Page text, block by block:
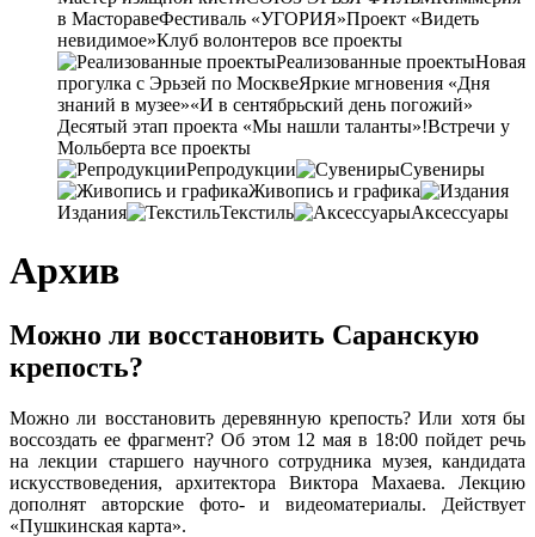
в МасторавеФестиваль «УГОРИЯ»Проект «Видеть
невидимое»Клуб волонтеров все проекты
Реализованные проектыНовая
прогулка с Эрьзей по МосквеЯркие мгновения «Дня
знаний в музее»«И в сентябрьский день погожий»
Десятый этап проекта «Мы нашли таланты»!Встречи у
Мольберта все проекты
Репродукции
Сувениры
Живопись и графика
Издания
Текстиль Аксессуары
Архив
Можно ли восстановить Саранскую
крепость?
Можно ли восстановить деревянную крепость? Или хотя бы
воссоздать ее фрагмент? Об этом 12 мая в 18:00 пойдет речь
на лекции старшего научного сотрудника музея, кандидата
искусствоведения, архитектора Виктора Махаева. Лекцию
дополнят авторские фото- и видеоматериалы. Действует
«Пушкинская карта».